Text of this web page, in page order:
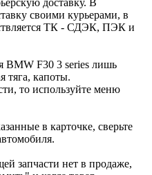
доставку. В
своими курьерами, в
ТК - СДЭК, ПЭК и
BMW F30 3 series лишь
тяга, капоты.
то используйте меню
в карточке, сверьте
запчасти нет в продаже,